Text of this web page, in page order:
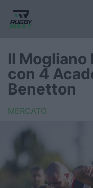
Nazionale
Nazionali giovanili
Rugby Sevens
FIR
Internazionale
Il Mogliano
con 4
Benetton
MERCATO